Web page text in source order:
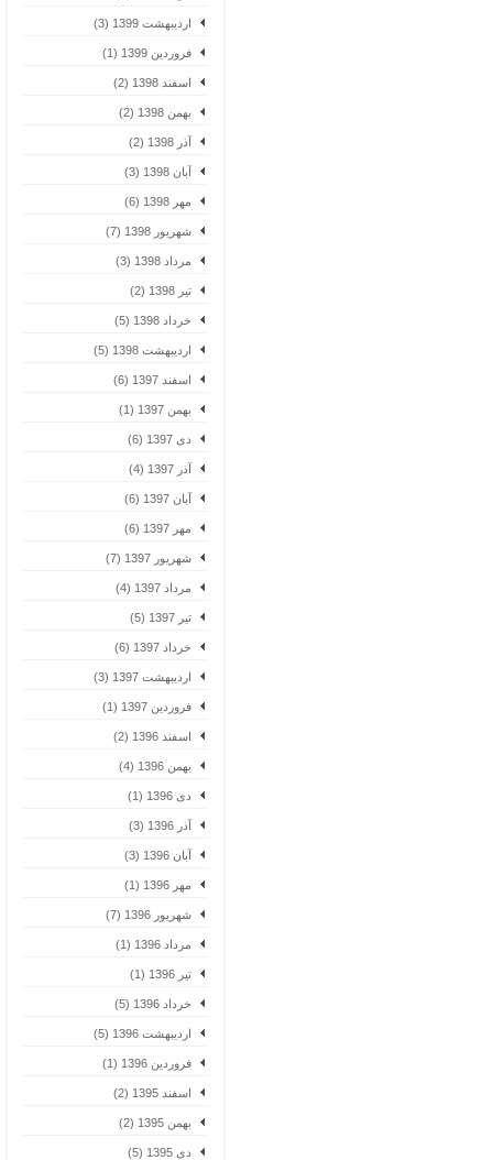
اردیبهشت 1399 (3)
فروردین 1399 (1)
اسفند 1398 (2)
بهمن 1398 (2)
آذر 1398 (2)
آبان 1398 (3)
مهر 1398 (6)
شهریور 1398 (7)
مرداد 1398 (3)
تیر 1398 (2)
خرداد 1398 (5)
اردیبهشت 1398 (5)
اسفند 1397 (6)
بهمن 1397 (1)
دی 1397 (6)
آذر 1397 (4)
آبان 1397 (6)
مهر 1397 (6)
شهریور 1397 (7)
مرداد 1397 (4)
تیر 1397 (5)
خرداد 1397 (6)
اردیبهشت 1397 (3)
فروردین 1397 (1)
اسفند 1396 (2)
بهمن 1396 (4)
دی 1396 (1)
آذر 1396 (3)
آبان 1396 (3)
مهر 1396 (1)
شهریور 1396 (7)
مرداد 1396 (1)
تیر 1396 (1)
خرداد 1396 (5)
اردیبهشت 1396 (5)
فروردین 1396 (1)
اسفند 1395 (2)
بهمن 1395 (2)
دی 1395 (5)